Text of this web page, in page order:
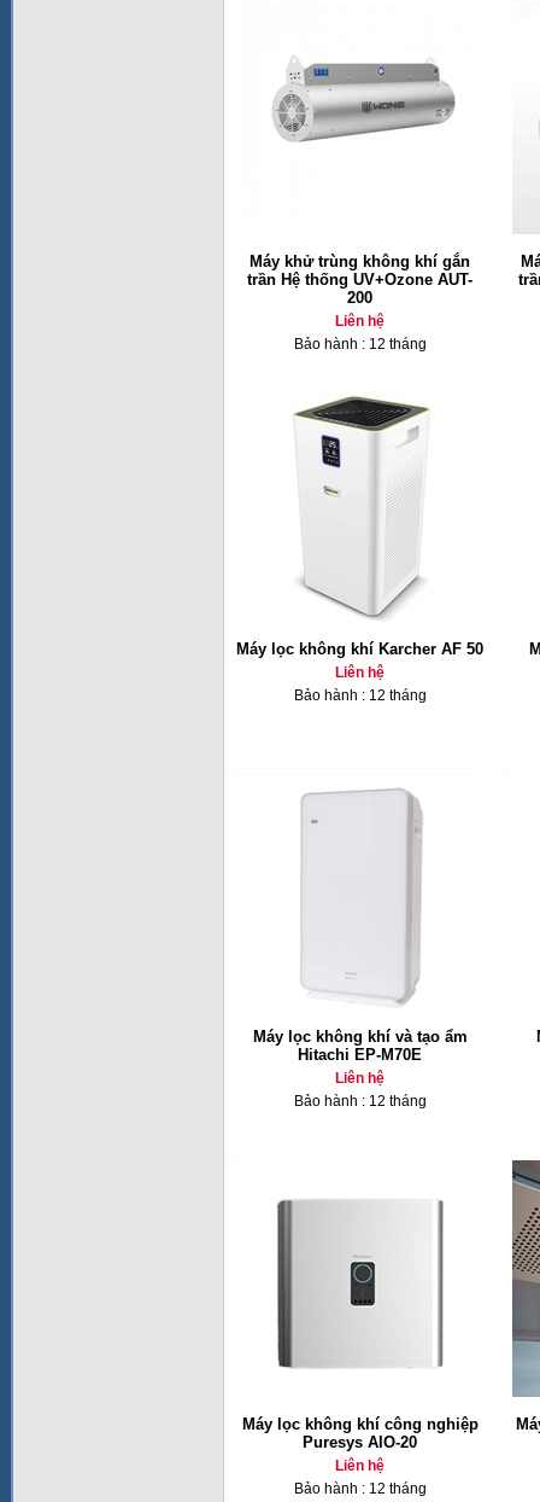
Máy khử trùng không khí gắn
trần Hệ thống UV+Ozone AUT-
200
Liên hệ
Bảo hành : 12 tháng
Máy lọc không khí Karcher AF 50
Liên hệ
Bảo hành : 12 tháng
Máy lọc không khí và tạo ẩm
Hitachi EP-M70E
Liên hệ
Bảo hành : 12 tháng
Máy lọc không khí công nghiệp
Puresys AIO-20
Liên hệ
Bảo hành : 12 tháng